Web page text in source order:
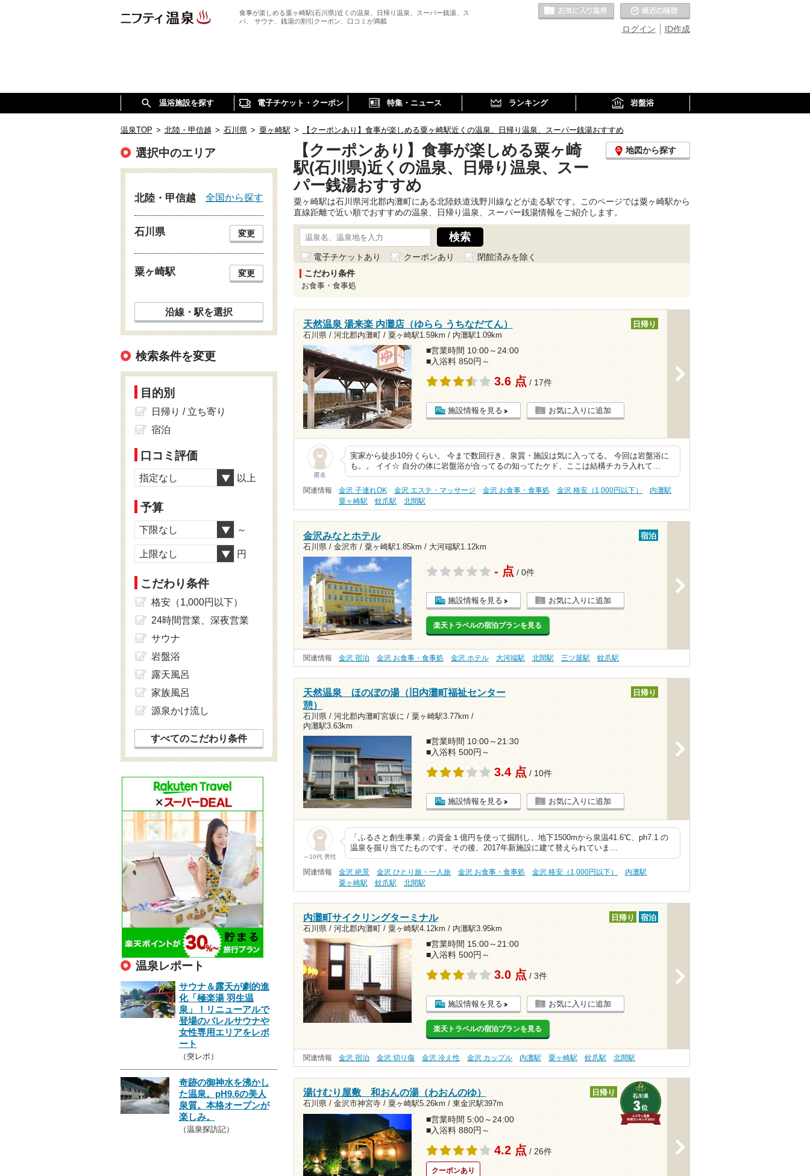
食事が楽しめる粟ヶ崎駅(石川県)近くの温泉、日帰り温泉、スーパー銭湯、ス
パ、 サウナ、銭湯の割引クーポン、口コミが満載
ID作成
ログイン
お気に入りの温泉
温浴施設を探す 電子チケット・クーポン 特集・ニュース ランキング 岩盤浴
温泉TOP > 北陸・甲信越 > 石川県 > 粟ヶ崎駅 > 【クーポンあり】食事が楽しめる粟ヶ崎駅近くの温泉、日帰り温泉、スーパー銭湯おすすめ
【クーポンあり】食事が楽しめる粟ヶ崎
駅(石川県)近くの温泉、日帰り温泉、スー
パー銭湯おすすめ
地図から探す
粟ヶ崎駅は石川県河北郡内灘町にある北陸鉄道浅野川線などが走る駅です。このページでは粟ヶ崎駅から
直線距離で近い順でおすすめの温泉、日帰り温泉、スーパー銭湯情報をご紹介します。
電子チケットあり クーポンあり
閉館済みを除く
こだわり条件
お食事・食事処
天然温泉 湯来楽 内灘店（ゆらら うちなだてん）
石川県 / 河北郡内灘町 / 粟ヶ崎駅1.59km / 内灘駅1.09km
日帰り
■営業時間 10:00～24:00
■入浴料 850円～
3.6 点 / 17件
施設情報を見る お気に入りに追加
匿名
実家から徒歩10分くらい。 今まで数回行き、泉質・施設は気に入ってる。 今回は岩盤浴に
も。。 イイ☆ 自分の体に岩盤浴が合ってるの知ってたケド、ここは結構チカラ入れて…
関連情報 金沢 子連れOK 金沢 エステ・マッサージ 金沢 お食事・食事処 金沢 格安（1,000円以下）
内灘駅
粟ヶ崎駅
蚊爪駅 北間駅
金沢みなとホテル
石川県 / 金沢市 / 粟ヶ崎駅1.85km / 大河端駅1.12km
宿泊
- 点 / 0件
施設情報を見る お気に入りに追加
楽天トラベルの宿泊プランを見る
関連情報 金沢 宿泊 金沢 お食事・食事処 金沢 ホテル 大河端駅 北間駅 三ツ屋駅 蚊爪駅
天然温泉 ほのぼの湯（旧内灘町福祉センター
憩）
石川県 / 河北郡内灘町宮坂に / 粟ヶ崎駅3.77km /
内灘駅3.63km
日帰り
■営業時間 10:00～21:30
■入浴料 500円～
3.4 点 / 10件
施設情報を見る お気に入りに追加
～10代 男性
「ふるさと創生事業」の資金１億円を使って掘削し、地下1500mから泉温41.6℃、ph7.1 の
温泉を掘り当てたものです。その後、2017年新施設に建て替えられていま…
関連情報 金沢 絶景 金沢 ひとり旅・一人旅 金沢 お食事・食事処 金沢 格安（1,000円以下）
内灘駅
粟ヶ崎駅
蚊爪駅 北間駅
内灘町サイクリングターミナル
石川県 / 河北郡内灘町 / 粟ヶ崎駅4.12km / 内灘駅3.95km
日帰り 宿泊
■営業時間 15:00～21:00
■入浴料 500円～
3.0 点 / 3件
施設情報を見る お気に入りに追加
楽天トラベルの宿泊プランを見る
関連情報 金沢 宿泊 金沢 切り傷 金沢 冷え性 金沢 カップル 内灘駅 粟ヶ崎駅 蚊爪駅 北間駅
湯けむり屋敷 和おんの湯（わおんのゆ）
石川県 / 金沢市神宮寺 / 粟ヶ崎駅5.26km / 東金沢駅397m
日帰り
■営業時間 5:00～24:00
■入浴料 880円～
4.2 点 / 26件
クーポンあり
選択中のエリア
北陸・甲信越 全国から探す
石川県 変更
粟ヶ崎駅 変更
沿線・駅を選択
検索条件を変更
目的別
日帰り / 立ち寄り
宿泊
口コミ評価
指定なし 以上
予算
下限なし ～
上限なし 円
こだわり条件
格安（1,000円以下）
24時間営業、深夜営業
サウナ
岩盤浴
露天風呂
家族風呂
源泉かけ流し
すべてのこだわり条件
温泉レポート
サウナ＆露天が劇的進
化「極楽湯 羽生温
泉」！リニューアルで
登場のバレルサウナや
女性専用エリアをレポ
ート
（突レポ）
奇跡の御神水を沸かし
た温泉。pH9.6の美人
泉質。本格オープンが
楽しみ。
（温泉探訪記）